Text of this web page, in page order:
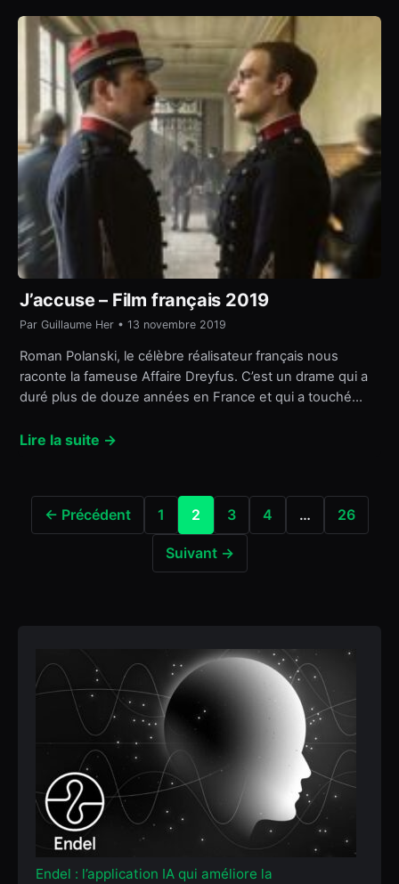
J’accuse – Film français 2019
Par Guillaume Her • 13 novembre 2019
Roman Polanski, le célèbre réalisateur français nous
raconte la fameuse Affaire Dreyfus. C’est un drame qui a
duré plus de douze années en France et qui a touché…
Lire la suite →
← Précédent 1 2 3 4 … 26
Suivant →
Endel : l’application IA qui améliore la